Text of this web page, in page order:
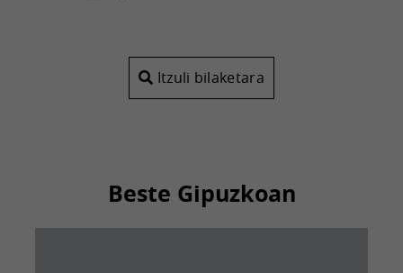
Itzuli bilaketara
Beste Gipuzkoan